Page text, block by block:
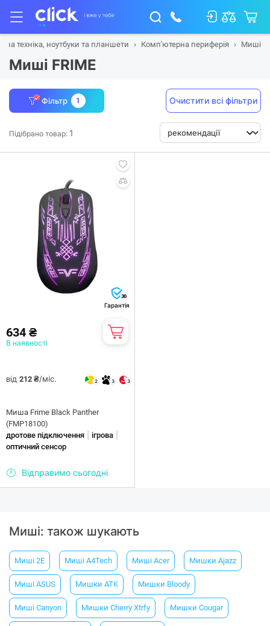
техніка, ноутбуки та планшети Комп'ютерна периферія Миші
Миші FRIME
Фільтр 1 Очистити всі фільтри
Підібрано товар: 1
36
Гарантія
634 ₴
В наявності
від 212 ₴/міс. 2 3 3
Миша Frime Black Panther
(FMP18100)
дротове підключення
ігрова
оптичний сенсор
Відправимо сьогодні
Миші: також шукають
Миші 2E Миші A4Tech Миші Acer Мишки Ajazz
Миші ASUS Мишки ATK Мишки Bloody
Миші Canyon Мишки Cherry Xtrfy Мишки Cougar